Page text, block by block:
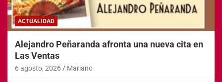
ACTUALIDAD
Alejandro Peñaranda afronta una nueva cita en
Las Ventas
6 agosto, 2026 Mariano